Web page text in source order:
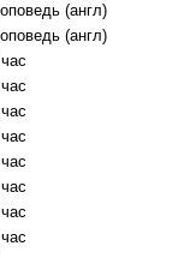
(англ)
(англ)